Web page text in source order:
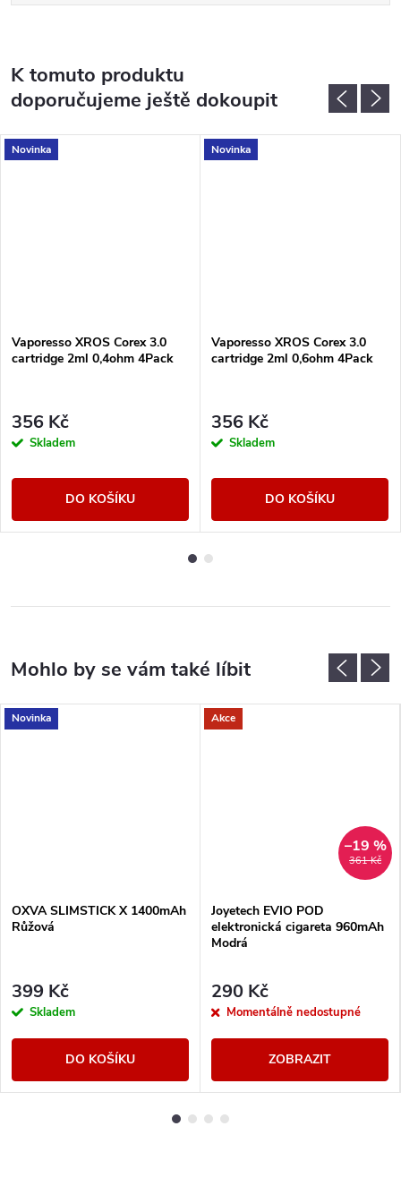
K tomuto produktu
doporučujeme ještě dokoupit
Novinka
Vaporesso XROS Corex 3.0
cartridge 2ml 0,4ohm 4Pack
356 Kč
Skladem
DO KOŠÍKU
Novinka
Vaporesso XROS Corex 3.0
cartridge 2ml 0,6ohm 4Pack
356 Kč
Skladem
DO KOŠÍKU
Novinka
OXVA SLIMSTICK X 1400mAh
Růžová
399 Kč
Skladem
DO KOŠÍKU
Akce
361 Kč
–19 %
Joyetech EVIO POD
elektronická cigareta 960mAh
Modrá
290 Kč
Momentálně nedostupné
ZOBRAZIT